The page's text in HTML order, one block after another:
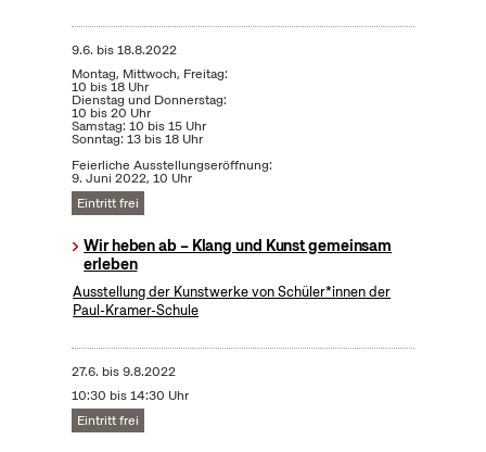
9.6. bis18.8.2022
Montag, Mittwoch, Freitag:
10 bis 18 Uhr
Dienstag und Donnerstag:
10 bis 20 Uhr
Samstag: 10 bis 15 Uhr
Sonntag: 13 bis 18 Uhr
Feierliche Ausstellungseröffnung:
9. Juni 2022, 10 Uhr
Eintritt frei
Wir heben ab – Klang und Kunst gemeinsam
erleben
Ausstellung der Kunstwerke von Schüler*innen der
Paul-Kramer-Schule
27.6. bis9.8.2022
10:30 bis 14:30 Uhr
Eintritt frei